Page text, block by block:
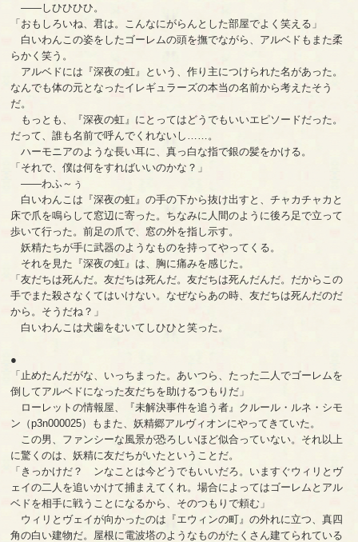
――しひひひひ。
「おもしろいね、君は。こんなにがらんとした部屋でよく笑える」
白いわんこの姿をしたゴーレムの頭を撫でながら、アルベドもまた柔
らかく笑う。
アルベドには『深夜の虹』という、作り主につけられた名があった。
なんでも体の元となったイレギュラーズの本当の名前から考えたそう
だ。
もっとも、『深夜の虹』にとってはどうでもいいエピソードだった。
だって、誰も名前で呼んでくれないし……。
ハーモニアのような長い耳に、真っ白な指で銀の髪をかける。
「それで、僕は何をすればいいのかな？」
――わふ～ぅ
白いわんこは『深夜の虹』の手の下から抜け出すと、チャカチャカと
床で爪を鳴らして窓辺に寄った。ちなみに人間のように後ろ足で立って
歩いて行った。前足の爪で、窓の外を指し示す。
妖精たちが手に武器のようなものを持ってやってくる。
それを見た『深夜の虹』は、胸に痛みを感じた。
「友だちは死んだ。友だちは死んだ。友だちは死んだんだ。だからこの
手でまた殺さなくてはいけない。なぜならあの時、友だちは死んだのだ
から。そうだね？」
白いわんこは犬歯をむいてしひひと笑った。
●
「止めたんだがな、いっちまった。あいつら、たった二人でゴーレムを
倒してアルベドになった友だちを助けるつもりだ」
ローレットの情報屋、『未解決事件を追う者』クルール・ルネ・シモ
ン（p3n000025）もまた、妖精郷アルヴィオンにやってきていた。
この男、ファンシーな風景が恐ろしいほど似合っていない。それ以上
に驚くのは、妖精に友だちがいたということだ。
「きっかけだ？ ンなことは今どうでもいいだろ。いますぐウィリとヴ
ェイの二人を追いかけて捕まえてくれ。場合によってはゴーレムとアル
ベドを相手に戦うことになるから、そのつもりで頼む」
ウィリとヴェイが向かったのは『エウィンの町』の外れに立つ、真四
角の白い建物だ。屋根に電波塔のようなものがたくさん建てられている